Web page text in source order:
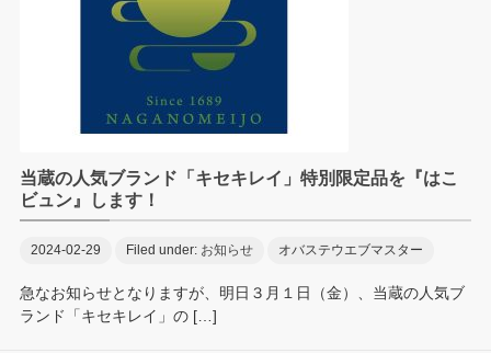
当蔵の人気ブランド「キセキレイ」特別限定品を『はこ
ビュン』します！
2024-02-29 Filed under: お知らせ オバステウエブマスター
急なお知らせとなりますが、明日３月１日（金）、当蔵の人気ブ
ランド「キセキレイ」の […]